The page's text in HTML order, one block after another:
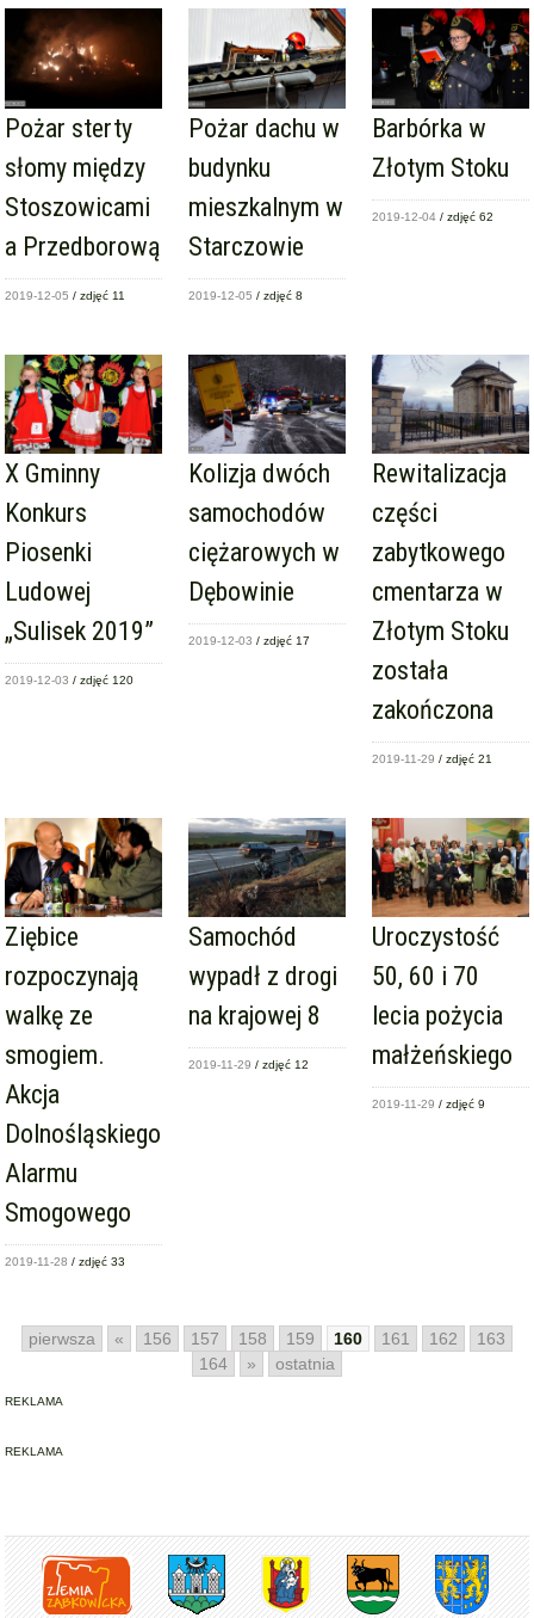
Pożar sterty
słomy między
Stoszowicami
a Przedborową
2019-12-05 / zdjęć 11
Pożar dachu w
budynku
mieszkalnym w
Starczowie
2019-12-05 / zdjęć 8
Barbórka w
Złotym Stoku
2019-12-04 / zdjęć 62
X Gminny
Konkurs
Piosenki
Ludowej
„Sulisek 2019”
2019-12-03 / zdjęć 120
Kolizja dwóch
samochodów
ciężarowych w
Dębowinie
2019-12-03 / zdjęć 17
Rewitalizacja
części
zabytkowego
cmentarza w
Złotym Stoku
została
zakończona
2019-11-29 / zdjęć 21
Ziębice
rozpoczynają
walkę ze
smogiem.
Akcja
Dolnośląskiego
Alarmu
Smogowego
2019-11-28 / zdjęć 33
Samochód
wypadł z drogi
na krajowej 8
2019-11-29 / zdjęć 12
Uroczystość
50, 60 i 70
lecia pożycia
małżeńskiego
2019-11-29 / zdjęć 9
pierwsza « 156 157 158 159 160 161 162
163
164
» ostatnia
REKLAMA
REKLAMA